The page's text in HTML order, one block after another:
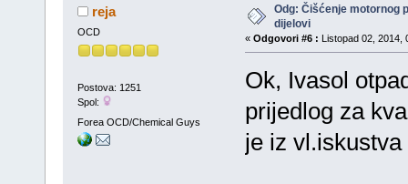
reja
OCD
Postova: 1251
Spol:
Forea OCD/Chemical Guys
Odg: Čišćenje motornog
dijelovi
« Odgovori #6 : Listopad 02, 2014,
Ok, Ivasol
prijedlog za
je iz vl.iskustva